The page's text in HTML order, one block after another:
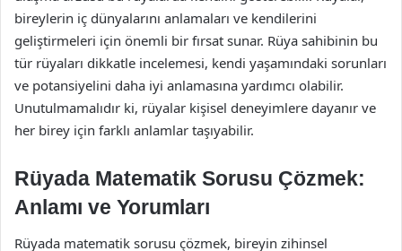
bireylerin iç dünyalarını anlamaları ve kendilerini
geliştirmeleri için önemli bir fırsat sunar. Rüya sahibinin bu
tür rüyaları dikkatle incelemesi, kendi yaşamındaki sorunları
ve potansiyelini daha iyi anlamasına yardımcı olabilir.
Unutulmamalıdır ki, rüyalar kişisel deneyimlere dayanır ve
her birey için farklı anlamlar taşıyabilir.
Rüyada Matematik Sorusu Çözmek:
Anlamı ve Yorumları
Rüyada matematik sorusu çözmek, bireyin zihinsel